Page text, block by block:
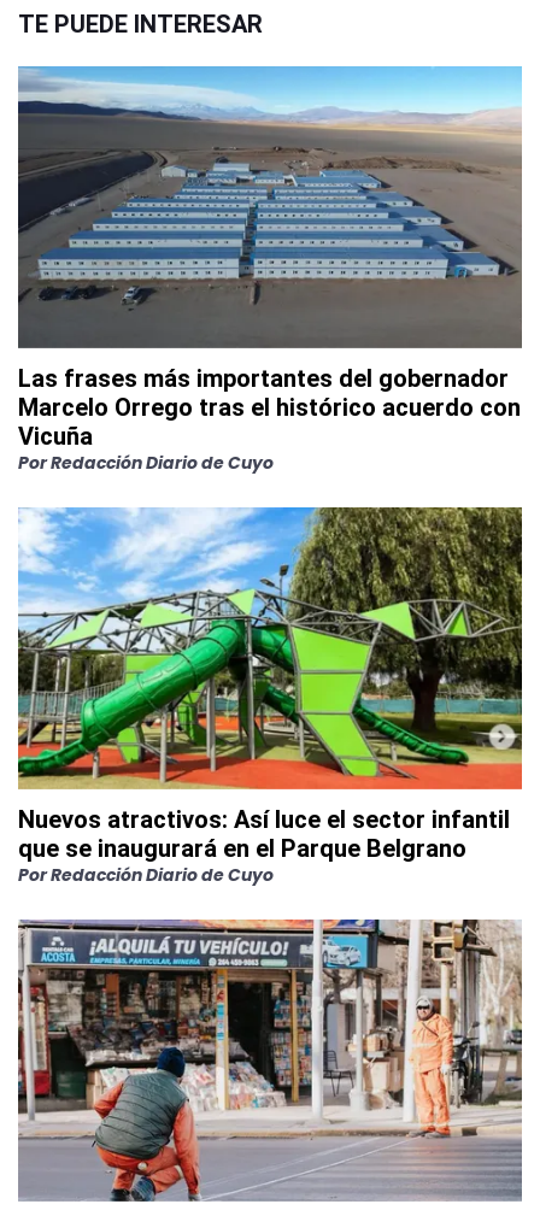
TE PUEDE INTERESAR
Las frases más importantes del gobernador
Marcelo Orrego tras el histórico acuerdo con
Vicuña
PorRedacción Diario de Cuyo
Nuevos atractivos: Así luce el sector infantil
que se inaugurará en el Parque Belgrano
PorRedacción Diario de Cuyo